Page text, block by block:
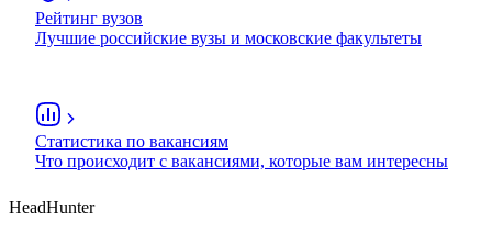
Рейтинг вузов
Лучшие российские вузы и московские факультеты
Статистика по вакансиям
Что происходит с вакансиями, которые вам интересны
HeadHunter